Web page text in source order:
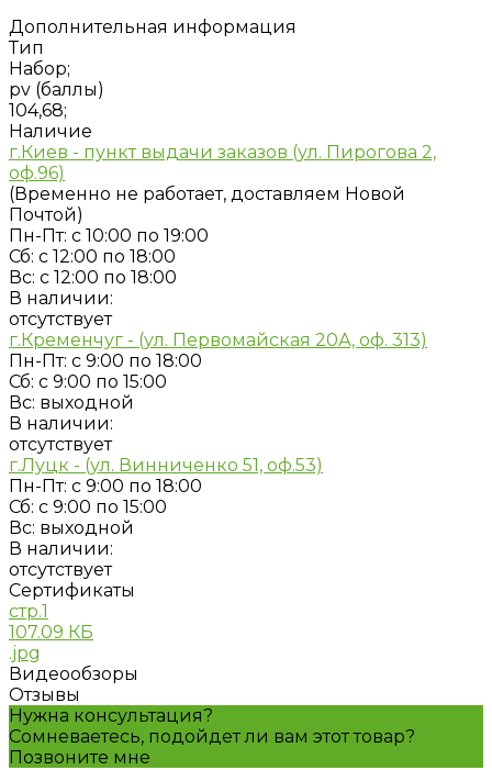
Дополнительная информация
Тип
Набор;
pv (баллы)
104,68;
Наличие
г.Киев - пункт выдачи заказов (ул. Пирогова 2,
оф.96)
(Временно не работает, доставляем Новой
Почтой)
Пн-Пт: с 10:00 по 19:00
Сб: с 12:00 по 18:00
Вс: с 12:00 по 18:00
В наличии:
отсутствует
г.Кременчуг - (ул. Первомайская 20А, оф. 313)
Пн-Пт: с 9:00 по 18:00
Сб: с 9:00 по 15:00
Вс: выходной
В наличии:
отсутствует
г.Луцк - (ул. Винниченко 51, оф.53)
Пн-Пт: с 9:00 по 18:00
Сб: с 9:00 по 15:00
Вс: выходной
В наличии:
отсутствует
Сертификаты
стр.1
107.09 КБ
.jpg
Видеообзоры
Отзывы
Нужна консультация?
Сомневаетесь, подойдет ли вам этот товар?
Позвоните мне